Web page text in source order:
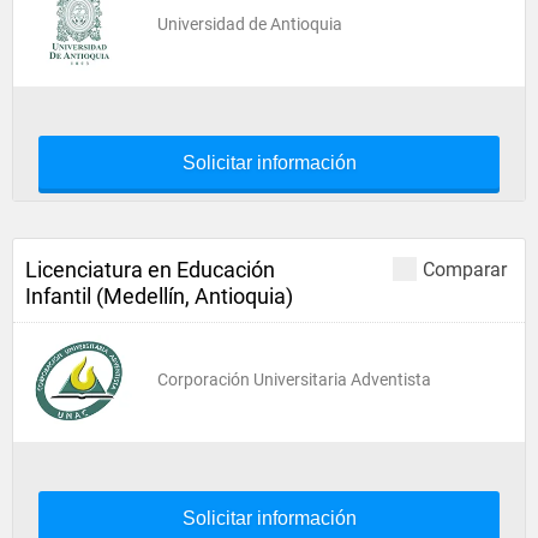
Universidad de Antioquia
Solicitar información
Comparar
Licenciatura en Educación
Infantil (Medellín, Antioquia)
Corporación Universitaria Adventista
Solicitar información